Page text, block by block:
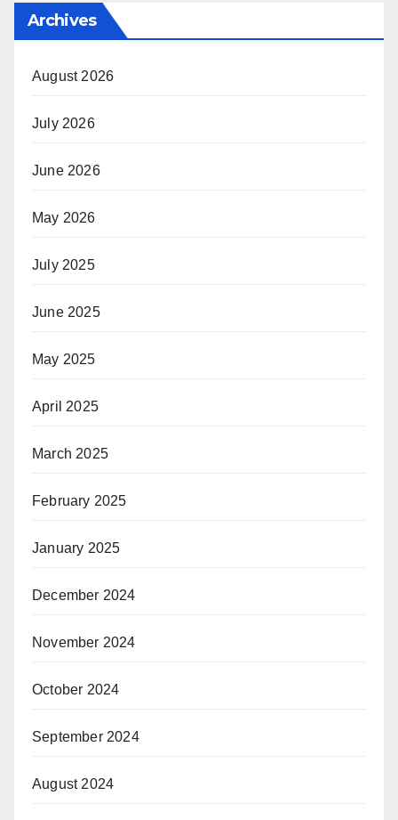
Archives
August 2026
July 2026
June 2026
May 2026
July 2025
June 2025
May 2025
April 2025
March 2025
February 2025
January 2025
December 2024
November 2024
October 2024
September 2024
August 2024